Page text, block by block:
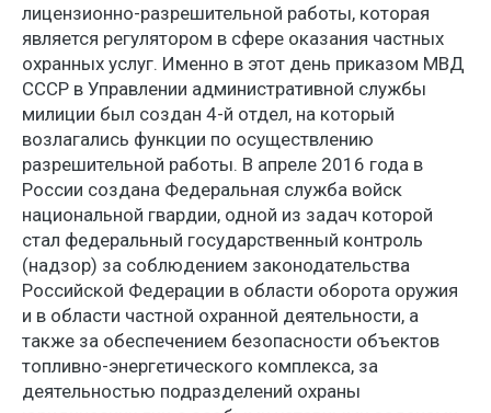
лицензионно-разрешительной работы, которая
является регулятором в сфере оказания частных
охранных услуг. Именно в этот день приказом МВД
СССР в Управлении административной службы
милиции был создан 4-й отдел, на который
возлагались функции по осуществлению
разрешительной работы. В апреле 2016 года в
России создана Федеральная служба войск
национальной гвардии, одной из задач которой
стал федеральный государственный контроль
(надзор) за соблюдением законодательства
Российской Федерации в области оборота оружия
и в области частной охранной деятельности, а
также за обеспечением безопасности объектов
топливно-энергетического комплекса, за
деятельностью подразделений охраны